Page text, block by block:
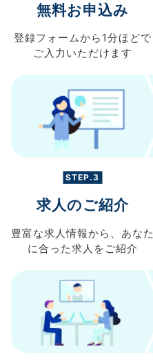
無料お申込み
登録フォームから 1分ほどで
ご入力 いただけます
STEP.3
求人のご紹介
豊富な求人情報から、 あなた
に合った求人を ご紹介